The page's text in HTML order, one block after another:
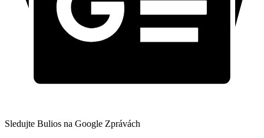
Sledujte Bulios na Google Zprávách